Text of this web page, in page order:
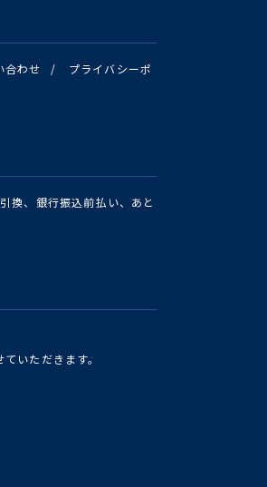
合わせ /
プライバシーポ
換、銀行振込前払い、あと
いただきます。